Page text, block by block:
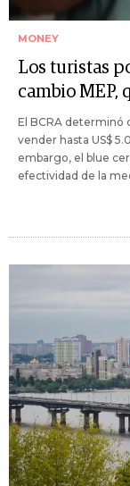
MONEY
Los turistas
cambio MEP,
El BCRA determinó
vender hasta US$
embargo, el blue
efectividad de la